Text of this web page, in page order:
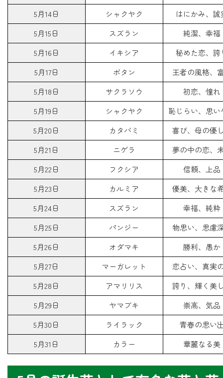
5月14日
シャクヤク
はにかみ、誠
5月15日
スズラン
純潔、幸福
5月16日
イキシア
秘めた恋、誇
5月17日
ボタン
王者の風格、
5月18日
サクラソウ
初恋、憧れ
5月19日
シャクヤク
恥じらい、思い
5月20日
カタバミ
喜び、母の優
5月21日
ニゲラ
夢の中の恋、
5月22日
フクシア
信頼、上品
5月23日
カルミア
優美、大きな
5月24日
スズラン
幸福、純粋
5月25日
パンジー
物思い、思慮
5月26日
オダマキ
勝利、愚か
5月27日
マーガレット
恋占い、真実
5月28日
アマリリス
誇り、輝く美
5月29日
ヤマブキ
崇高、気品
5月30日
ライラック
青春の思い
5月31日
カラー 華麗なる美